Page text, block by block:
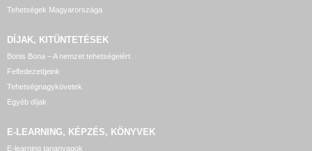
Tehetségek Magyarországa
DÍJAK, KITÜNTETÉSEK
Bonis Bona – A nemzet tehetségeiért
Felfedezettjeink
Tehetségnagykövetek
Egyéb díjak
E-LEARNING, KÉPZÉS, KÖNYVEK
E-learning tananyagok